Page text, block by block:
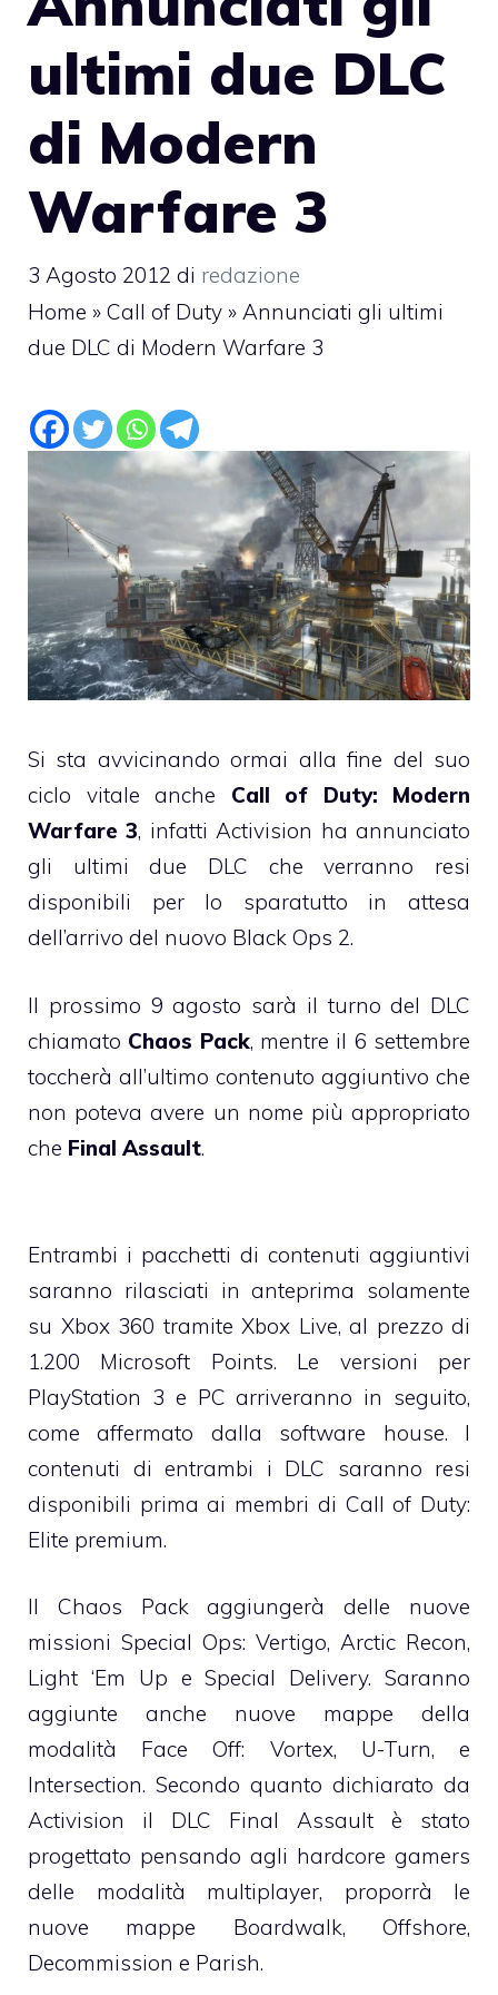
ultimi due DLC
di Modern
Warfare 3
3 Agosto 2012 di redazione
Home » Call of Duty » Annunciati gli ultimi
due DLC di Modern Warfare 3
Si sta avvicinando ormai alla fine del suo
ciclo vitale anche Call of Duty: Modern
Warfare 3, infatti Activision ha annunciato
gli ultimi due DLC che verranno resi
disponibili per lo sparatutto in attesa
dell’arrivo del nuovo Black Ops 2.
Il prossimo 9 agosto sarà il turno del DLC
chiamato Chaos Pack, mentre il 6 settembre
toccherà all’ultimo contenuto aggiuntivo che
non poteva avere un nome più appropriato
che Final Assault.
Entrambi i pacchetti di contenuti aggiuntivi
saranno rilasciati in anteprima solamente
su Xbox 360 tramite Xbox Live, al prezzo di
1.200 Microsoft Points. Le versioni per
PlayStation 3 e PC arriveranno in seguito,
come affermato dalla software house. I
contenuti di entrambi i DLC saranno resi
disponibili prima ai membri di Call of Duty:
Elite premium.
Il Chaos Pack aggiungerà delle nuove
missioni Special Ops: Vertigo, Arctic Recon,
Light ‘Em Up e Special Delivery. Saranno
aggiunte anche nuove mappe della
modalità Face Off: Vortex, U-Turn, e
Intersection. Secondo quanto dichiarato da
Activision il DLC Final Assault è stato
progettato pensando agli hardcore gamers
delle modalità multiplayer, proporrà le
nuove mappe Boardwalk, Offshore,
Decommission e Parish.